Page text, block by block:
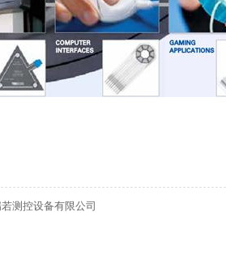
测控设备有限公司